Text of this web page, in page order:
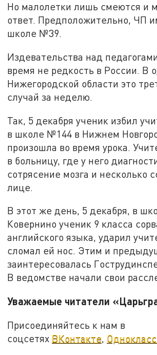
Но малолетки лишь смеются и
ответ. Предположительно, ЧП
школе №39.
Издевательства над
время не редкость в России. В
Нижегородской области это
случай за неделю.
Так, 5 декабря ученик избил
в школе №144 в Нижнем
произошла во время урока.
в больницу, где у него
сотрясение мозга и несколько
лице.
В этот же день, 5 декабря, в
Ковернино ученик 9 класса
английского языка, ударил
сломал ей нос. Этим и
заинтересовалась
В ведомстве начали свои
Уважаемые читатели
Присоединяйтесь к нам в
соцсетях ВКонтакте